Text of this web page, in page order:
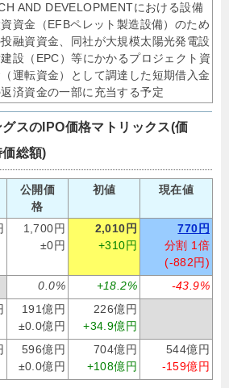
AND DEVELOPMENTにおける設備
資金（EFBペレット製造設備）のため
融資資金、同社が大規模太陽光発電設
設（EPC）等にかかるプロジェクト資
運転資金）として調達した短期借入金
済資金の一部に充当する予定
スのIPO価格マトリックス(価
総額)
公開価
格
初値 現在値
1,700円
±0円
2,010円
+310円
770円
分割 1倍
(-882円)
0.0% +18.2%
-43.9%
191億円
±0.0億円
226億円
+34.9億円
596億円
±0.0億円
704億円
+108億円
544億円
-159億円